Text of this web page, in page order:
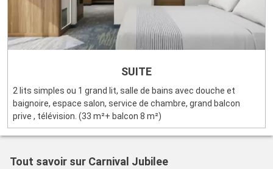
SUITE
2 lits simples ou 1 grand lit, salle de bains avec douche et
baignoire, espace salon, service de chambre, grand balcon
prive , télévision. (33 m²+ balcon 8 m²)
Tout savoir sur Carnival Jubilee